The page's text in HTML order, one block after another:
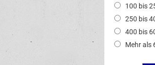
100 bis
250 bis
400 bis
Mehr als